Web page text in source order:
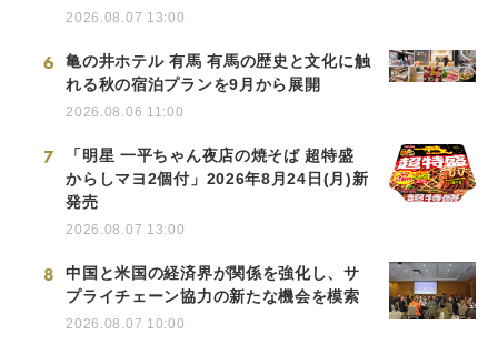
2026.08.07 13:00
6
亀の井ホテル 有馬 有馬の歴史と文化に触
れる秋の宿泊プランを9月から展開
2026.08.06 11:00
7
「明星 一平ちゃん夜店の焼そば 超特盛
からしマヨ2個付」2026年8月24日(月)新
発売
2026.08.07 13:00
8
中国と米国の経済界が関係を強化し、サ
プライチェーン協力の新たな機会を模索
2026.08.07 10:00